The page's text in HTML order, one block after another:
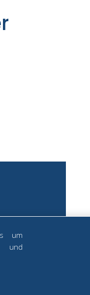
um
und